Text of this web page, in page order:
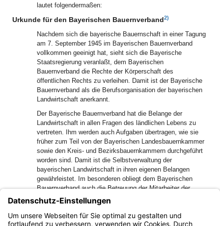
lautet folgendermaßen:
Urkunde für den Bayerischen Bauernverband2)
Nachdem sich die bayerische Bauernschaft in einer Tagung
am 7. September 1945 im Bayerischen Bauernverband
vollkommen geeinigt hat, sieht sich die Bayerische
Staatsregierung veranlaßt, dem Bayerischen
Bauernverband die Rechte der Körperschaft des
öffentlichen Rechts zu verleihen. Damit ist der Bayerische
Bauernverband als die Berufsorganisation der bayerischen
Landwirtschaft anerkannt.
Der Bayerische Bauernverband hat die Belange der
Landwirtschaft in allen Fragen des ländlichen Lebens zu
vertreten. Ihm werden auch Aufgaben übertragen, wie sie
früher zum Teil von der Bayerischen Landesbauernkammer
sowie den Kreis- und Bezirksbauernkammern durchgeführt
worden sind. Damit ist die Selbstverwaltung der
bayerischen Landwirtschaft in ihren eigenen Belangen
gewährleistet. Im besonderen obliegt dem Bayerischen
Bauernverband auch die Betreuung der Mitarbeiter der
Bauern, also der landwirtschaftlichen Dienstboten und
2)